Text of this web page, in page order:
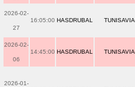
2026-02-
27
16:05:00 HASDRUBAL TUNISAVIA
2026-02-
06
14:45:00 HASDRUBAL TUNISAVIA
2026-01-